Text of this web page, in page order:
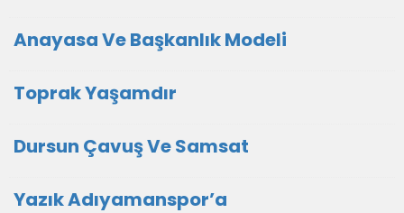
Anayasa Ve Başkanlık Modeli
Toprak Yaşamdır
Dursun Çavuş Ve Samsat
Yazık Adıyamanspor’a